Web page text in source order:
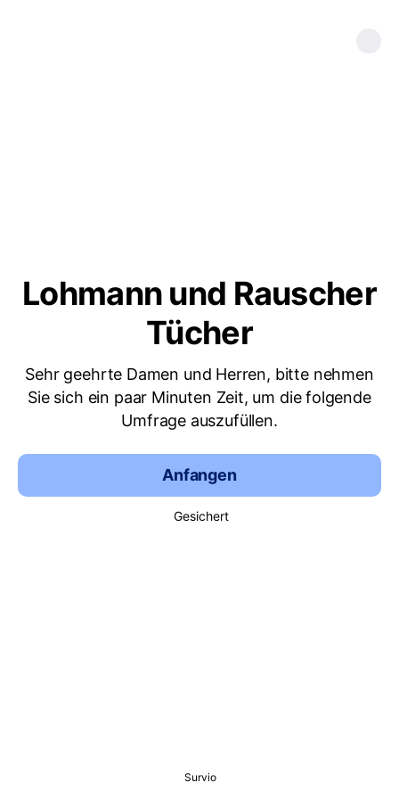
Lohmann und Rauscher
Tücher
Sehr geehrte Damen und Herren, bitte nehmen
Sie sich ein paar Minuten Zeit, um die folgende
Umfrage auszufüllen.
Anfangen
Gesichert
Survio